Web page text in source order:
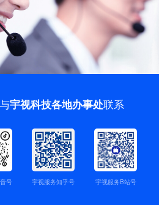
宇视科技各地办事处联系
号 宇视服务知乎号 宇视服务B站号